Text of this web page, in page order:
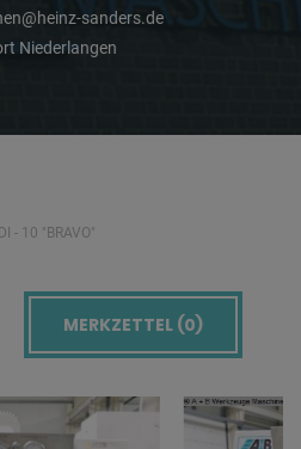
sanders.de
Niederlangen
DI - 10 "BRAVO"
MERKZETTEL (0)